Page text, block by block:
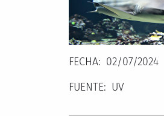
FECHA
02/07/2024
FUENTE
UV